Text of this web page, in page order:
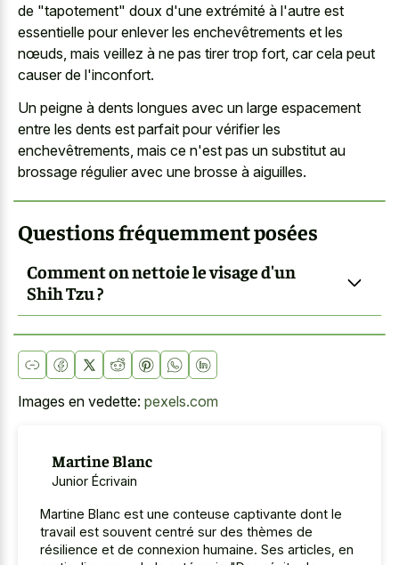
de "tapotement" doux d'une extrémité à l'autre est
essentielle pour enlever les enchevêtrements et les
nœuds, mais veillez à ne pas tirer trop fort, car cela peut
causer de l'inconfort.
Un peigne à dents longues avec un large espacement
entre les dents est parfait pour vérifier les
enchevêtrements, mais ce n'est pas un substitut au
brossage régulier avec une brosse à aiguilles.
Questions fréquemment posées
Comment on nettoie le visage d'un
Shih Tzu ?
Images en vedette: pexels.com
Martine Blanc
Junior Écrivain
Martine Blanc est une conteuse captivante dont le
travail est souvent centré sur des thèmes de
résilience et de connexion humaine. Ses articles, en